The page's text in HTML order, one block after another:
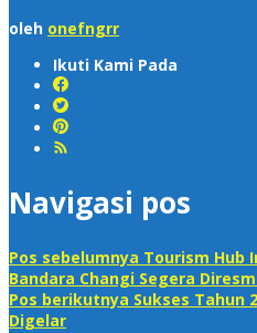
oleh onefngrr
Ikuti Kami Pada
Navigasi pos
Pos sebelumnya Tourism Hub
Bandara Changi Segera
Pos berikutnya Sukses Tahun
Digelar